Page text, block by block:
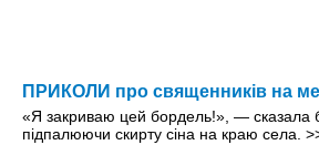
ПРИКОЛИ про священників на
«Я закриваю цей бордель!», — сказала
підпалюючи скирту сіна на краю села.